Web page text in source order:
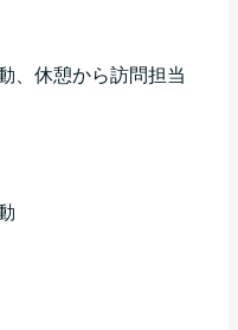
、休憩から訪問担当